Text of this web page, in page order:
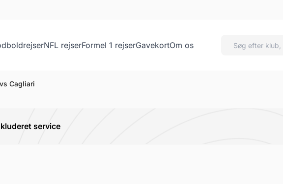
NFL rejserFormel 1 rejserGavekortOm os
Cagliari
service